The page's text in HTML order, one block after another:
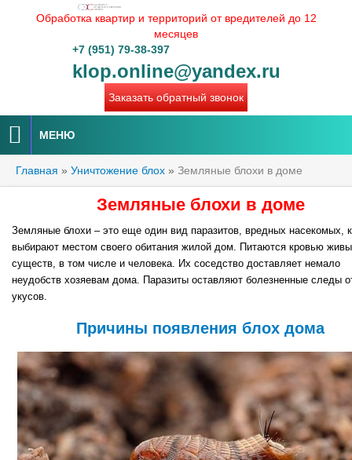
Обработка квартир и территорий от вредителей до 12
месяцев
+7 (951) 79-38-397
klop.online@yandex.ru
Заказать обратный звонок
МЕНЮ
Главная » Уничтожение блох » Земляные блохи в доме
Земляные блохи в доме
Земляные блохи – это еще один вид паразитов, вредных насекомых,
выбирают местом своего обитания жилой дом. Питаются кровью
существ, в том числе и человека. Их соседство доставляет немало
неудобств хозяевам дома. Паразиты оставляют болезненные следы
укусов.
Причины появления блох дома